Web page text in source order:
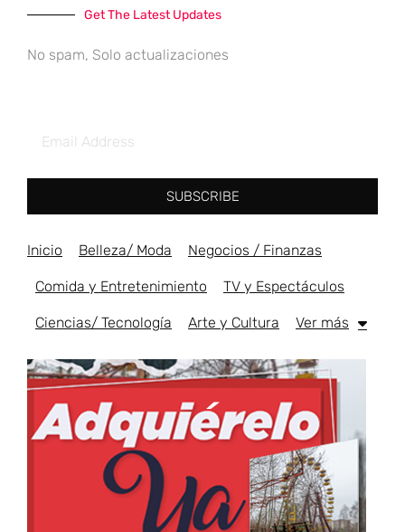
Get The Latest Updates
No spam, Solo actualizaciones
SUBSCRIBE
Inicio Belleza/ Moda Negocios / Finanzas
Comida y Entretenimiento TV y Espectáculos
Ciencias/ Tecnología Arte y Cultura Ver más